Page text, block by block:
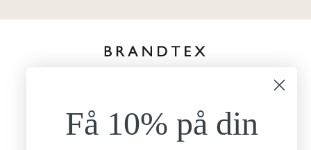
Mandag - torsdag
9.00-15.00
Få 10% på din